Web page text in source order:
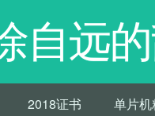
自远
2018证书 单片